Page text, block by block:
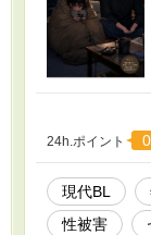
24h.ポイント
現代BL
性被害